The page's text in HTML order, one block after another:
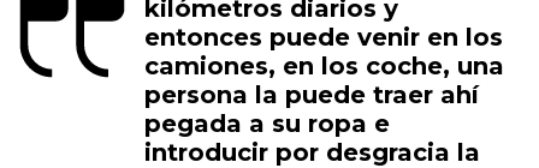
kilómetros diarios y
entonces puede venir en los
camiones, en los coche, una
persona la puede traer ahí
pegada a su ropa e
introducir por desgracia la